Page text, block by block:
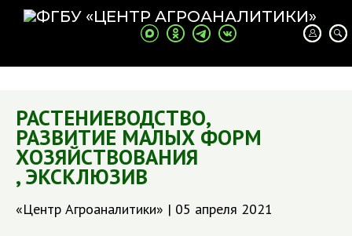
РАСТЕНИЕВОДСТВО,
РАЗВИТИЕ МАЛЫХ ФОРМ
ХОЗЯЙСТВОВАНИЯ
, ЭКСКЛЮЗИВ
«Центр Агроаналитики» | 05 апреля 2021